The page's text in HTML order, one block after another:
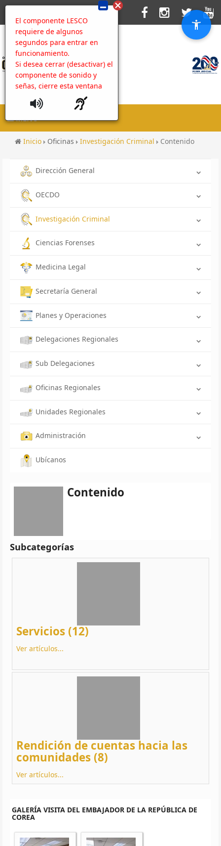
El componente LESCO
requiere de algunos
segundos para entrar en
funcionamiento.
Si desea cerrar (desactivar) el
componente de sonido y
señas, cierre esta ventana
MENU
Inicio Oficinas Investigación Criminal Contenido
Dirección General
OECDO
Investigación Criminal
Ciencias Forenses
Medicina Legal
Secretaría General
Planes y Operaciones
Delegaciones Regionales
Sub Delegaciones
Oficinas Regionales
Unidades Regionales
Administración
Ubícanos
Contenido
Subcategorías
Servicios (12)
Ver artículos...
Rendición de cuentas hacia las
comunidades (8)
Ver artículos...
GALERÍA VISITA DEL EMBAJADOR DE LA REPÚBLICA DE
COREA